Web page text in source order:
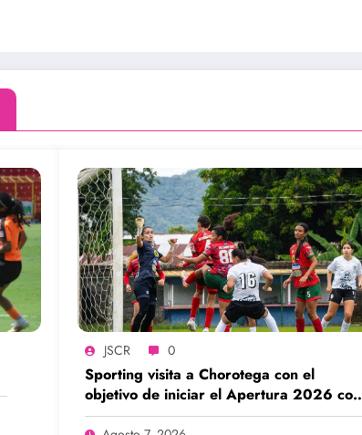
JSCR 0
Sporting visita a Chorotega con el
objetivo de iniciar el Apertura 2026 con
una victoria